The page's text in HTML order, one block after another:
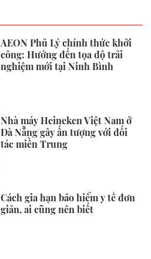
AEON Phủ Lý chính thức khởi
công: Hướng đến tọa độ trải
nghiệm mới tại Ninh Bình
Nhà máy Heineken Việt Nam ở
Đà Nẵng gây ấn tượng với đối
tác miền Trung
Cách gia hạn bảo hiểm y tế đơn
giản, ai cũng nên biết